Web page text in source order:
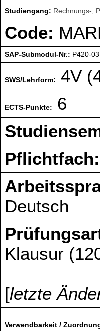
Studiengang: Rechnungs-,
Code:
SAP-Submodul-Nr.: P420-
SWS/Lehrform: 4V
ECTS-Punkte:
6
Pflichtfach:
Deutsch
Klausur
[letzte
Verwendbarkeit /